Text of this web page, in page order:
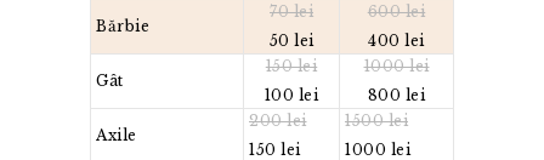
Bărbie
70 lei
50 lei
600 lei
400 lei
Gât
150 lei
100 lei
1000 lei
800 lei
Axile
200 lei
150 lei
1500 lei
1000 lei